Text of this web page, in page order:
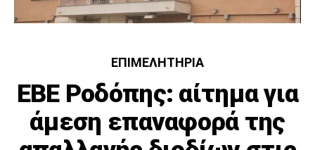
ΕΠΙΜΕΛΗΤΉΡΙΑ
ΕΒΕ Ροδόπης: αίτημα για
άμεση επαναφορά της